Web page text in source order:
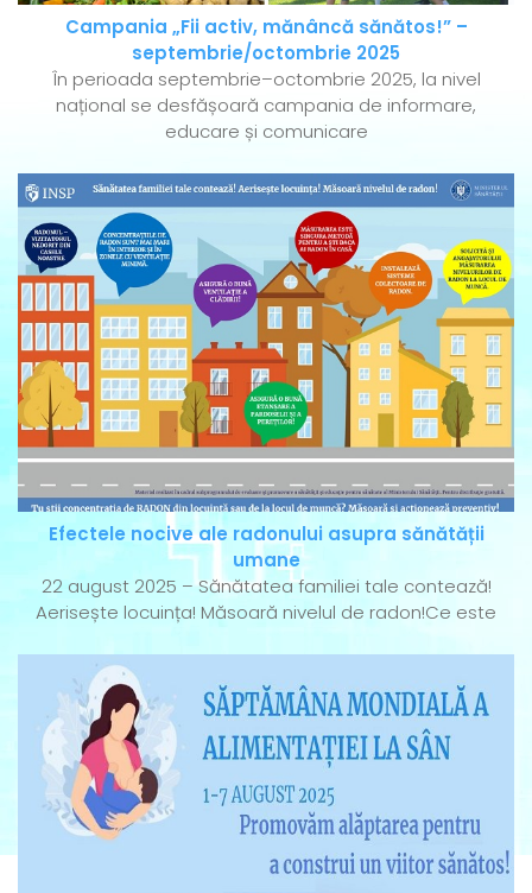
Campania „Fii activ, mănâncă sănătos!” –
septembrie/octombrie 2025
În perioada septembrie–octombrie 2025, la nivel
național se desfășoară campania de informare,
educare și comunicare
Efectele nocive ale radonului asupra sănătății
umane
22 august 2025 – Sănătatea familiei tale contează!
Aerisește locuința! Măsoară nivelul de radon!Ce este